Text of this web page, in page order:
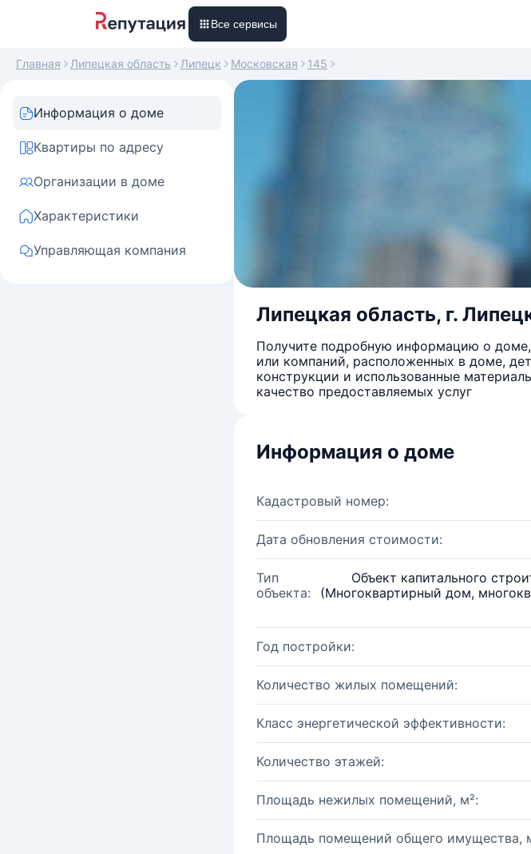
Все сервисы
Главная Липецкая область Липецк Московская 145
Информация о доме
Квартиры по адресу
Организации в доме
Характеристики
Управляющая компания
Липецкая область, г.
Получите подробную информацию о доме,
или компаний, расположенных в доме,
конструкции и использованные
качество предоставляемых услуг
Информация о доме
Кадастровый номер:
Дата обновления стоимости:
Тип
объекта:
Объект капитального
(Многоквартирный дом,
Год постройки:
Количество жилых помещений:
Класс энергетической эффективности:
Количество этажей:
Площадь нежилых помещений, м²:
Площадь помещений общего имущества,